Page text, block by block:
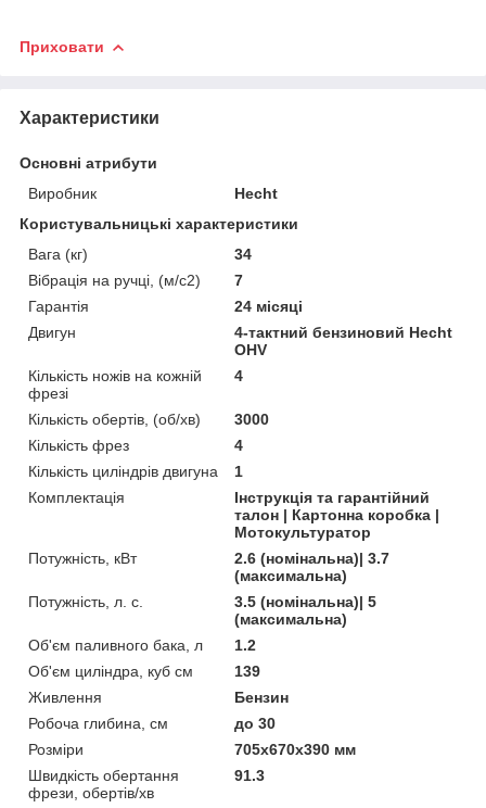
Приховати
Характеристики
Основні атрибути
Виробник
Hecht
Користувальницькі характеристики
Вага (кг)
34
Вібрація на ручці, (м/с2)
7
Гарантія
24 місяці
Двигун
4-тактний бензиновий Hecht
OHV
Кількість ножів на кожній
фрезі
4
Кількість обертів, (об/хв)
3000
Кількість фрез
4
Кількість циліндрів двигуна
1
Комплектація
Інструкція та гарантійний
талон | Картонна коробка |
Мотокультуратор
Потужність, кВт
2.6 (номінальна)| 3.7
(максимальна)
Потужність, л. с.
3.5 (номінальна)| 5
(максимальна)
Об'єм паливного бака, л
1.2
Об'єм циліндра, куб см
139
Живлення
Бензин
Робоча глибина, см
до 30
Розміри
705x670x390 мм
Швидкість обертання
фрези, обертів/хв
91.3